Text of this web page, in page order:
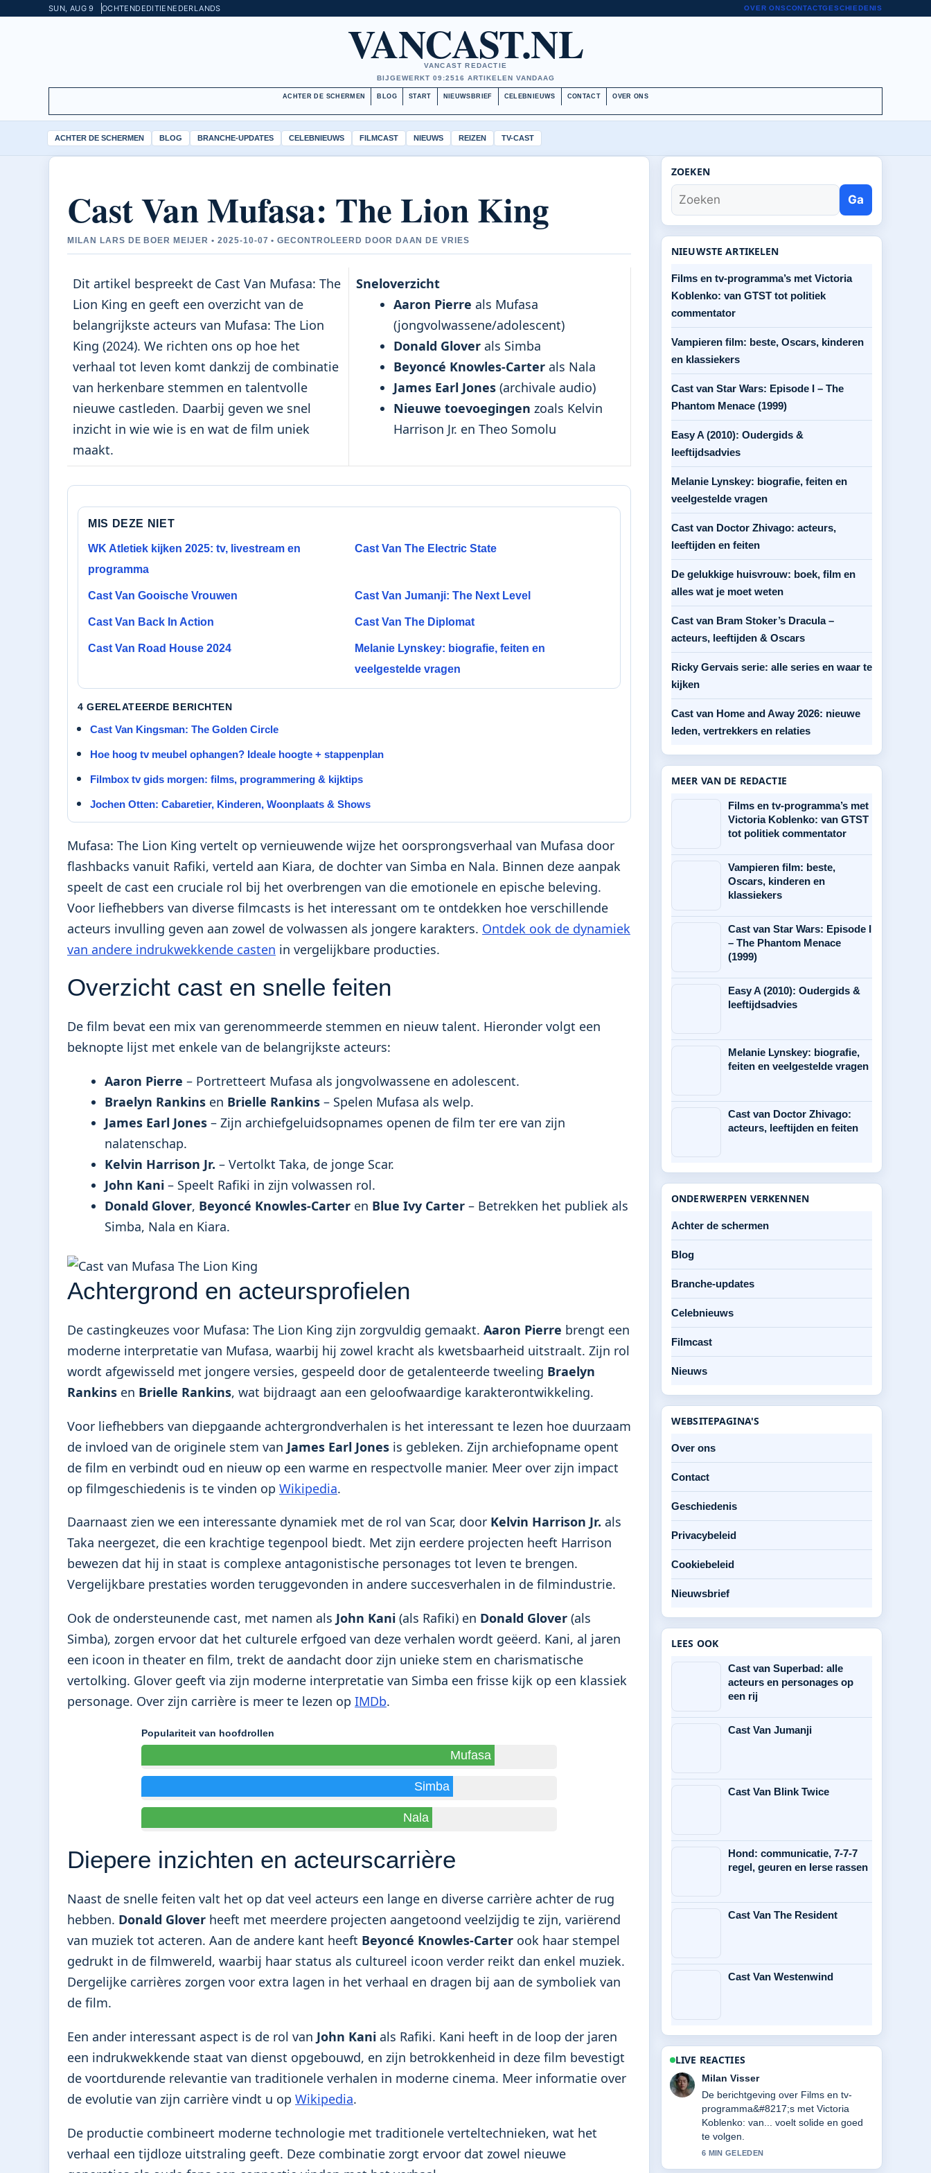
SUN, AUG 9 OCHTENDEDITIE NEDERLANDS OVER ONSCONTACTGESCHIEDENIS
VANCAST.NL
VANCAST REDACTIE
BIJGEWERKT 09:2516 ARTIKELEN VANDAAG
ACHTER DE SCHERMEN BLOG START NIEUWSBRIEF CELEBNIEUWS CONTACT OVER ONS
ACHTER DE SCHERMEN BLOG BRANCHE-UPDATES CELEBNIEUWS FILMCAST NIEUWS REIZEN TV-CAST
Cast Van Mufasa: The Lion King
MILAN LARS DE BOER MEIJER • 2025-10-07 • GECONTROLEERD DOOR DAAN DE VRIES
Dit artikel bespreekt de Cast Van Mufasa: The
Lion King en geeft een overzicht van de
belangrijkste acteurs van Mufasa: The Lion
King (2024). We richten ons op hoe het
verhaal tot leven komt dankzij de combinatie
van herkenbare stemmen en talentvolle
nieuwe castleden. Daarbij geven we snel
inzicht in wie wie is en wat de film uniek
maakt.
Sneloverzicht
Aaron Pierre als Mufasa
(jongvolwassene/adolescent)
Donald Glover als Simba
Beyoncé Knowles-Carter als Nala
James Earl Jones (archivale audio)
Nieuwe toevoegingen zoals Kelvin
Harrison Jr. en Theo Somolu
MIS DEZE NIET
WK Atletiek kijken 2025: tv, livestream en
programma
Cast Van The Electric State
Cast Van Gooische Vrouwen Cast Van Jumanji: The Next Level
Cast Van Back In Action Cast Van The Diplomat
Cast Van Road House 2024
Melanie Lynskey: biografie, feiten en
veelgestelde vragen
4 GERELATEERDE BERICHTEN
Cast Van Kingsman: The Golden Circle
Hoe hoog tv meubel ophangen? Ideale hoogte + stappenplan
Filmbox tv gids morgen: films, programmering & kijktips
Jochen Otten: Cabaretier, Kinderen, Woonplaats & Shows
Mufasa: The Lion King vertelt op vernieuwende wijze het oorsprongsverhaal van Mufasa door
flashbacks vanuit Rafiki, verteld aan Kiara, de dochter van Simba en Nala. Binnen deze aanpak
speelt de cast een cruciale rol bij het overbrengen van die emotionele en epische beleving.
Voor liefhebbers van diverse filmcasts is het interessant om te ontdekken hoe verschillende
acteurs invulling geven aan zowel de volwassen als jongere karakters. Ontdek ook de dynamiek
van andere indrukwekkende casten in vergelijkbare producties.
Overzicht cast en snelle feiten
De film bevat een mix van gerenommeerde stemmen en nieuw talent. Hieronder volgt een
beknopte lijst met enkele van de belangrijkste acteurs:
Aaron Pierre – Portretteert Mufasa als jongvolwassene en adolescent.
Braelyn Rankins en Brielle Rankins – Spelen Mufasa als welp.
James Earl Jones – Zijn archiefgeluidsopnames openen de film ter ere van zijn
nalatenschap.
Kelvin Harrison Jr. – Vertolkt Taka, de jonge Scar.
John Kani – Speelt Rafiki in zijn volwassen rol.
Donald Glover, Beyoncé Knowles-Carter en Blue Ivy Carter – Betrekken het publiek als
Simba, Nala en Kiara.
Achtergrond en acteursprofielen
De castingkeuzes voor Mufasa: The Lion King zijn zorgvuldig gemaakt. Aaron Pierre brengt een
moderne interpretatie van Mufasa, waarbij hij zowel kracht als kwetsbaarheid uitstraalt. Zijn rol
wordt afgewisseld met jongere versies, gespeeld door de getalenteerde tweeling Braelyn
Rankins en Brielle Rankins, wat bijdraagt aan een geloofwaardige karakterontwikkeling.
Voor liefhebbers van diepgaande achtergrondverhalen is het interessant te lezen hoe duurzaam
de invloed van de originele stem van James Earl Jones is gebleken. Zijn archiefopname opent
de film en verbindt oud en nieuw op een warme en respectvolle manier. Meer over zijn impact
op filmgeschiedenis is te vinden op Wikipedia.
Daarnaast zien we een interessante dynamiek met de rol van Scar, door Kelvin Harrison Jr. als
Taka neergezet, die een krachtige tegenpool biedt. Met zijn eerdere projecten heeft Harrison
bewezen dat hij in staat is complexe antagonistische personages tot leven te brengen.
Vergelijkbare prestaties worden teruggevonden in andere succesverhalen in de filmindustrie.
Ook de ondersteunende cast, met namen als John Kani (als Rafiki) en Donald Glover (als
Simba), zorgen ervoor dat het culturele erfgoed van deze verhalen wordt geëerd. Kani, al jaren
een icoon in theater en film, trekt de aandacht door zijn unieke stem en charismatische
vertolking. Glover geeft via zijn moderne interpretatie van Simba een frisse kijk op een klassiek
personage. Over zijn carrière is meer te lezen op IMDb.
Populariteit van hoofdrollen
Mufasa
Simba
Nala
Diepere inzichten en acteurscarrière
Naast de snelle feiten valt het op dat veel acteurs een lange en diverse carrière achter de rug
hebben. Donald Glover heeft met meerdere projecten aangetoond veelzijdig te zijn, variërend
van muziek tot acteren. Aan de andere kant heeft Beyoncé Knowles-Carter ook haar stempel
gedrukt in de filmwereld, waarbij haar status als cultureel icoon verder reikt dan enkel muziek.
Dergelijke carrières zorgen voor extra lagen in het verhaal en dragen bij aan de symboliek van
de film.
Een ander interessant aspect is de rol van John Kani als Rafiki. Kani heeft in de loop der jaren
een indrukwekkende staat van dienst opgebouwd, en zijn betrokkenheid in deze film bevestigt
de voortdurende relevantie van traditionele verhalen in moderne cinema. Meer informatie over
de evolutie van zijn carrière vindt u op Wikipedia.
De productie combineert moderne technologie met traditionele verteltechnieken, wat het
verhaal een tijdloze uitstraling geeft. Deze combinatie zorgt ervoor dat zowel nieuwe
ZOEKEN
Ga
NIEUWSTE ARTIKELEN
Films en tv-programma’s met Victoria
Koblenko: van GTST tot politiek
commentator
Vampieren film: beste, Oscars, kinderen
en klassiekers
Cast van Star Wars: Episode I – The
Phantom Menace (1999)
Easy A (2010): Oudergids &
leeftijdsadvies
Melanie Lynskey: biografie, feiten en
veelgestelde vragen
Cast van Doctor Zhivago: acteurs,
leeftijden en feiten
De gelukkige huisvrouw: boek, film en
alles wat je moet weten
Cast van Bram Stoker’s Dracula –
acteurs, leeftijden & Oscars
Ricky Gervais serie: alle series en waar te
kijken
Cast van Home and Away 2026: nieuwe
leden, vertrekkers en relaties
MEER VAN DE REDACTIE
Films en tv-programma’s met
Victoria Koblenko: van GTST
tot politiek commentator
Vampieren film: beste,
Oscars, kinderen en
klassiekers
Cast van Star Wars: Episode I
– The Phantom Menace
(1999)
Easy A (2010): Oudergids &
leeftijdsadvies
Melanie Lynskey: biografie,
feiten en veelgestelde vragen
Cast van Doctor Zhivago:
acteurs, leeftijden en feiten
ONDERWERPEN VERKENNEN
Achter de schermen
Blog
Branche-updates
Celebnieuws
Filmcast
Nieuws
WEBSITEPAGINA'S
Over ons
Contact
Geschiedenis
Privacybeleid
Cookiebeleid
Nieuwsbrief
LEES OOK
Cast van Superbad: alle
acteurs en personages op
een rij
Cast Van Jumanji
Cast Van Blink Twice
Hond: communicatie, 7-7-7
regel, geuren en Ierse rassen
Cast Van The Resident
Cast Van Westenwind
LIVE REACTIES
Nina Meijer
Goede verificatie rond Vampieren film:
beste, Oscars, kinderen en
klassiekers. Meer redacties zouden zo
moeten schrijven.
8 MIN GELEDEN